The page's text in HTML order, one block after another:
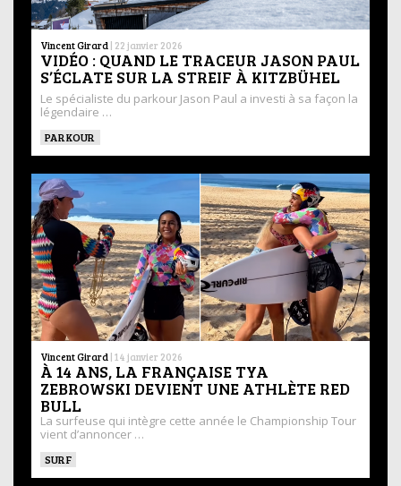
Vincent Girard | 22 janvier 2026
VIDÉO : QUAND LE TRACEUR JASON PAUL
S’ÉCLATE SUR LA STREIF À KITZBÜHEL
Le spécialiste du parkour Jason Paul a investi à sa façon la
légendaire …
PARKOUR
Vincent Girard | 14 janvier 2026
À 14 ANS, LA FRANÇAISE TYA
ZEBROWSKI DEVIENT UNE ATHLÈTE RED
BULL
La surfeuse qui intègre cette année le Championship Tour
vient d’annoncer …
SURF